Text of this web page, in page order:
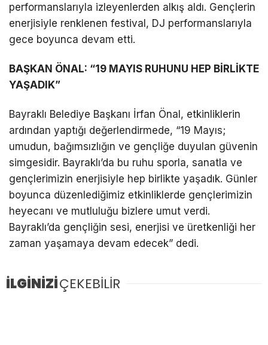
performanslarıyla izleyenlerden alkış aldı. Gençlerin
enerjisiyle renklenen festival, DJ performanslarıyla
gece boyunca devam etti.
BAŞKAN ÖNAL: “19 MAYIS RUHUNU HEP BİRLİKTE
YAŞADIK”
Bayraklı Belediye Başkanı İrfan Önal, etkinliklerin
ardından yaptığı değerlendirmede, “19 Mayıs;
umudun, bağımsızlığın ve gençliğe duyulan güvenin
simgesidir. Bayraklı’da bu ruhu sporla, sanatla ve
gençlerimizin enerjisiyle hep birlikte yaşadık. Günler
boyunca düzenlediğimiz etkinliklerde gençlerimizin
heyecanı ve mutluluğu bizlere umut verdi.
Bayraklı’da gençliğin sesi, enerjisi ve üretkenliği her
zaman yaşamaya devam edecek” dedi.
İLGİNİZİÇEKEBİLİR